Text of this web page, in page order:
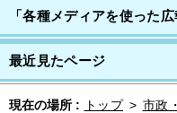
「各種メディアを使った
最近見たページ
現在の場所 : トップ > 市政